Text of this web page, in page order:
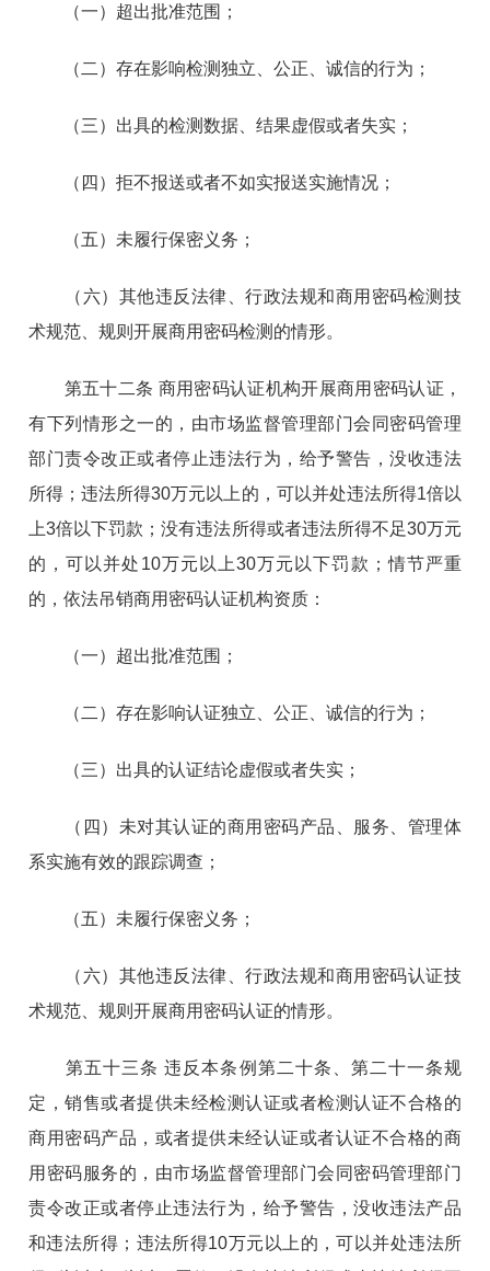
（一）超出批准范围；
（二）存在影响检测独立、公正、诚信的行为；
（三）出具的检测数据、结果虚假或者失实；
（四）拒不报送或者不如实报送实施情况；
（五）未履行保密义务；
（六）其他违反法律、行政法规和商用密码检测技
术规范、规则开展商用密码检测的情形。
第五十二条 商用密码认证机构开展商用密码认证，
有下列情形之一的，由市场监督管理部门会同密码管理
部门责令改正或者停止违法行为，给予警告，没收违法
所得；违法所得30万元以上的，可以并处违法所得1倍以
上3倍以下罚款；没有违法所得或者违法所得不足30万元
的，可以并处10万元以上30万元以下罚款；情节严重
的，依法吊销商用密码认证机构资质：
（一）超出批准范围；
（二）存在影响认证独立、公正、诚信的行为；
（三）出具的认证结论虚假或者失实；
（四）未对其认证的商用密码产品、服务、管理体
系实施有效的跟踪调查；
（五）未履行保密义务；
（六）其他违反法律、行政法规和商用密码认证技
术规范、规则开展商用密码认证的情形。
第五十三条 违反本条例第二十条、第二十一条规
定，销售或者提供未经检测认证或者检测认证不合格的
商用密码产品，或者提供未经认证或者认证不合格的商
用密码服务的，由市场监督管理部门会同密码管理部门
责令改正或者停止违法行为，给予警告，没收违法产品
和违法所得；违法所得10万元以上的，可以并处违法所